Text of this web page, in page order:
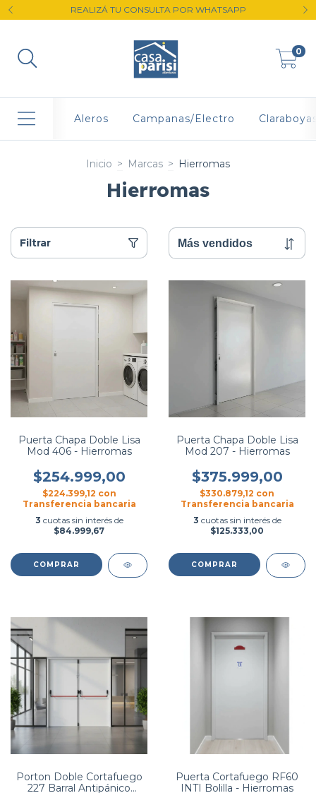
REALIZÁ TU CONSULTA POR WHATSAPP
0
Aleros Campanas/Electro
Inicio > Marcas > Hierromas
Hierromas
Filtrar
Puerta Chapa Doble Lisa
Mod 406 - Hierromas
$254.999,00
$224.399,12 con
Transferencia bancaria
3 cuotas sin interés de
$84.999,67
COMPRAR
Puerta Chapa Doble Lisa
Mod 207 - Hierromas
$375.999,00
$330.879,12 con
Transferencia bancaria
3 cuotas sin interés de
$125.333,00
COMPRAR
Porton Doble Cortafuego
227 Barral Antipánico
Puerta Cortafuego RF60
INTI Bolilla - Hierromas